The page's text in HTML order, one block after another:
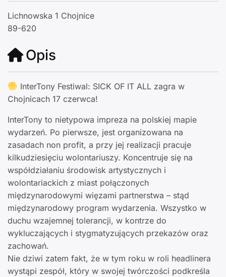
Lichnowska 1 Chojnice
89-620
Opis
InterTony Festiwal: SICK OF IT ALL zagra w
Chojnicach 17 czerwca!
InterTony to nietypowa impreza na polskiej mapie
wydarzeń. Po pierwsze, jest organizowana na
zasadach non profit, a przy jej realizacji pracuje
kilkudziesięciu wolontariuszy. Koncentruje się na
współdziałaniu środowisk artystycznych i
wolontariackich z miast połączonych
międzynarodowymi więzami partnerstwa – stąd
międzynarodowy program wydarzenia. Wszystko w
duchu wzajemnej tolerancji, w kontrze do
wykluczających i stygmatyzujących przekazów oraz
zachowań.
Nie dziwi zatem fakt, że w tym roku w roli headlinera
wystąpi zespół, który w swojej twórczości podkreśla